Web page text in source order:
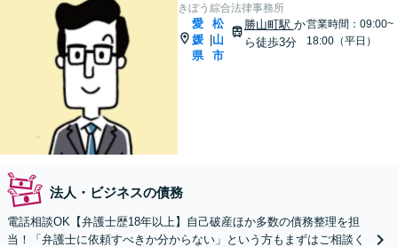
きぼう綜合法律事務所
愛
媛
県
松
山
市
勝山町駅 か
ら徒歩3分
営業時間：09:00~
18:00（平日）
法人・ビジネスの債務
電話相談OK【弁護士歴18年以上】自己破産ほか多数の債務整理を担
当！「弁護士に依頼すべきか分からない」という方もまずはご相談く